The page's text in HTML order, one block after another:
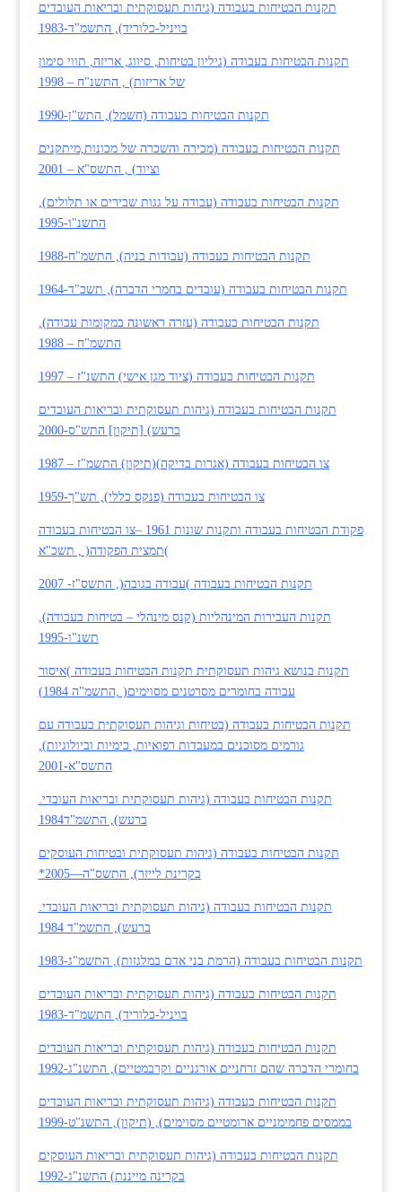
תקנות הבטיחות בעבודה (גיהות תעסוקתית ובריאות העובדים
בויניל-כלוריד), התשמ"ד-1983
תקנות הבטיחות בעבודה (גיליון בטיחות, סיווג, אריזה, תווי סימון
של אריזות) , התשנ"ח – 1998
תקנות הבטיחות בעבודה (חשמל), התש"ן-1990
תקנות הבטיחות בעבודה (מכירה והשכרה של מכונות,מיתקנים
וציוד) , התשס"א – 2001
תקנות הבטיחות בעבודה (עבודה על גגות שבירים או תלולים),
התשנ"ו-1995
תקנות הבטיחות בעבודה (עבודות בניה), התשמ"ח-1988
תקנות הבטיחות בעבודה (עובדים בחמרי הדברה), תשכ"ד-1964
תקנות הבטיחות בעבודה (עזרה ראשונה במקומות עבודה),
התשמ"ח – 1988
תקנות הבטיחות בעבודה (ציוד מגן אישי) התשנ"ז – 1997
תקנות הבטיחות בעבודה (גיהות תעסוקתית ובריאות העובדים
ברעש) [תיקון] התש"ס-2000
צו הבטיחות בעבודה (אגרות בדיקה)(תיקון) התשמ"ז – 1987
צו הבטיחות בעבודה (פנקס כללי), תש"ך-1959
פקודת הבטיחות בעבודה ותקנות שונות 1961 –צו הבטיחות בעבודה
)תמצית הפקודה( , תשכ"א
תקנות הבטיחות בעבודה )עבודה בגובה(, התשס"ז-2007
תקנות העבירות המינהליות (קנס מינהלי – בטיחות בעבודה),
תשנ"ו-1995
תקנות בנושא גיהות תעסוקתית תקנות הבטיחות בעבודה )איסור
עבודה בחומרים מסרטנים מסוימים( ,התשמ"ה 1984)
תקנות הבטיחות בעבודה (בטיחות וגיהות תעסוקתית בעבודה עם
גורמים מסוכנים במעבדות רפואיות, כימיות וביולוגיות),
התשס"א-2001
תקנות הבטיחות בעבודה (גיהות תעסוקתית ובריאות העובדי.
ברעש), התשמ"ד1984
תקנות הבטיחות בעבודה (גיהות תעסוקתית ובטיחות העוסקים
בקרינת לייזר), התשס"ה―2005*
תקנות הבטיחות בעבודה (גיהות תעסוקתית ובריאות העובדי.
ברעש), התשמ"ד 1984
תקנות הבטיחות בעבודה (הרמת בני אדם במלגזות), התשמ"ג-1983
תקנות הבטיחות בעבודה (גיהות תעסוקתית ובריאות העובדים
בויניל-כלוריד), התשמ"ד-1983
תקנות הבטיחות בעבודה (גיהות תעסוקתית ובריאות העובדים
בחומרי הדברה שהם זרחניים אורגניים וקרבמטיים), התשנ"ג-1992
תקנות הבטיחות בעבודה (גיהות תעסוקתית ובריאות העובדים
בממסים פחמימניים ארומטיים מסוימים), (תיקון), התשנ"ט-1999
תקנות הבטיחות בעבודה (גיהות תעסוקתית ובריאות העוסקים
בקרינה מייננת) התשנ"ג-1992